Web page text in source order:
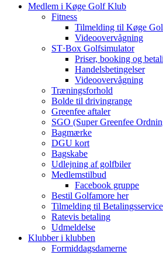
Medlem i Køge Golf Klub
Fitness
Tilmelding til Køge
Videoovervågning
ST·Box Golfsimulator
Priser, booking og
Handelsbetingelser
Videoovervågning
Træningsforhold
Bolde til drivingrange
Greenfee aftaler
SGO (Super Greenfee
Bagmærke
DGU kort
Bagskabe
Udlejning af golfbiler
Medlemstilbud
Facebook gruppe
Bestil Golfamore her
Tilmelding til Betalingsservice
Ratevis betaling
Udmeldelse
Klubber i klubben
Formiddagsdamerne